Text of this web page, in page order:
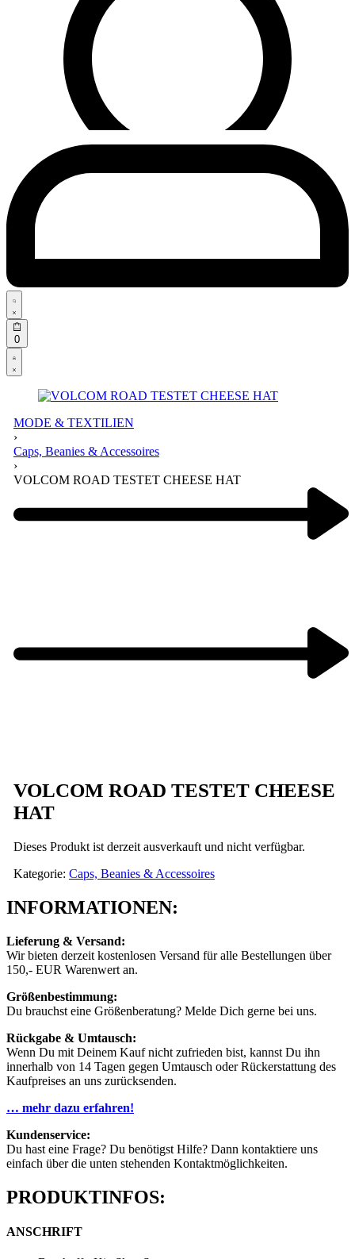
Search
open
0Open
cart
Open
Account
details
MODE & TEXTILIEN
›
Caps, Beanies & Accessoires
›
VOLCOM ROAD TESTET CHEESE HAT
navigation
VOLCOM ROAD TESTET CHEESE
HAT
Dieses Produkt ist derzeit ausverkauft und nicht verfügbar.
Kategorie: Caps, Beanies & Accessoires
INFORMATIONEN:
Lieferung & Versand:
Wir bieten derzeit kostenlosen Versand für alle Bestellungen über
150,- EUR Warenwert an.
Größenbestimmung:
Du brauchst eine Größenberatung? Melde Dich gerne bei uns.
Rückgabe & Umtausch:
Wenn Du mit Deinem Kauf nicht zufrieden bist, kannst Du ihn
innerhalb von 14 Tagen gegen Umtausch oder Rückerstattung des
Kaufpreises an uns zurücksenden.
… mehr dazu erfahren!
Kundenservice:
Du hast eine Frage? Du benötigst Hilfe? Dann kontaktiere uns
einfach über die unten stehenden Kontaktmöglichkeiten.
PRODUKTINFOS:
ANSCHRIFT